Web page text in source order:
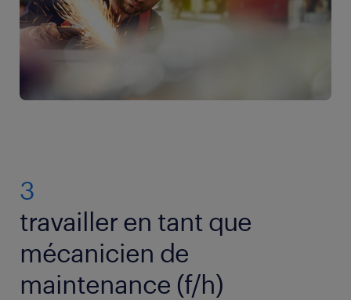
3
travailler en tant que
mécanicien de
maintenance (f/h)